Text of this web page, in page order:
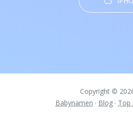
Copyright ©
Babynamen · Blog· Top